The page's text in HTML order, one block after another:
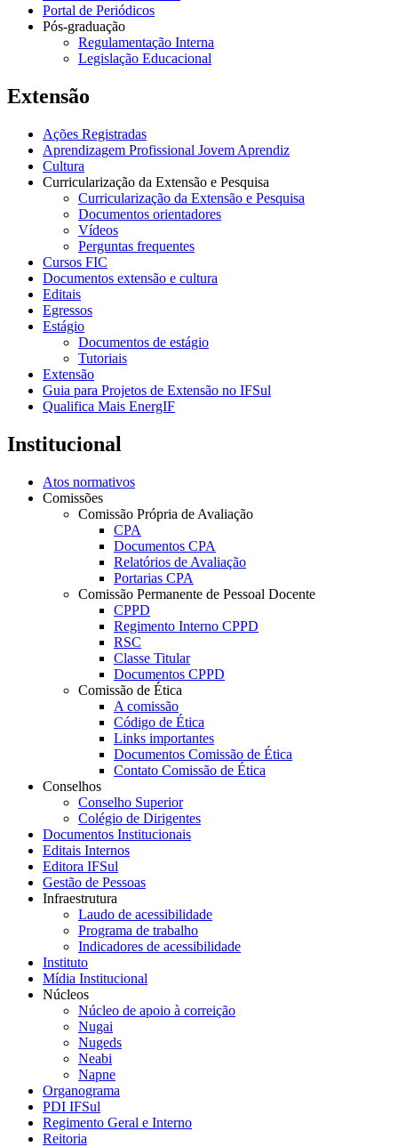
Portal de Periódicos
Pós-graduação
Regulamentação Interna
Legislação Educacional
Extensão
Ações Registradas
Aprendizagem Profissional Jovem Aprendiz
Cultura
Curricularização da Extensão e Pesquisa
Curricularização da Extensão e Pesquisa
Documentos orientadores
Vídeos
Perguntas frequentes
Cursos FIC
Documentos extensão e cultura
Editais
Egressos
Estágio
Documentos de estágio
Tutoriais
Extensão
Guia para Projetos de Extensão no IFSul
Qualifica Mais EnergIF
Institucional
Atos normativos
Comissões
Comissão Própria de Avaliação
CPA
Documentos CPA
Relatórios de Avaliação
Portarias CPA
Comissão Permanente de Pessoal Docente
CPPD
Regimento Interno CPPD
RSC
Classe Titular
Documentos CPPD
Comissão de Ética
A comissão
Código de Ética
Links importantes
Documentos Comissão de Ética
Contato Comissão de Ética
Conselhos
Conselho Superior
Colégio de Dirigentes
Documentos Institucionais
Editais Internos
Editora IFSul
Gestão de Pessoas
Infraestrutura
Laudo de acessibilidade
Programa de trabalho
Indicadores de acessibilidade
Instituto
Mídia Institucional
Núcleos
Núcleo de apoio à correição
Nugai
Nugeds
Neabi
Napne
Organograma
PDI IFSul
Regimento Geral e Interno
Reitoria